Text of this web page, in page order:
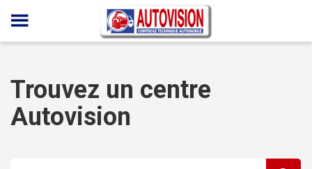
Panneau de gestion des cookies
Trouvez un centre
Autovision